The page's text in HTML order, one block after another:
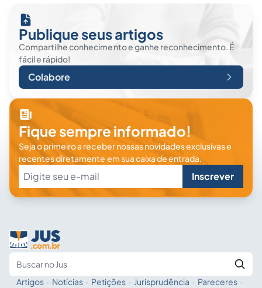
Publique seus artigos
Compartilhe conhecimento e ganhe reconhecimento. É
fácil e rápido!
Colabore
Fique sempre informado!
Seja o primeiro a receber nossas novidades exclusivas e
recentes diretamente em sua caixa de entrada.
Inscrever
Artigos · Notícias · Petições · Jurisprudência · Pareceres ·